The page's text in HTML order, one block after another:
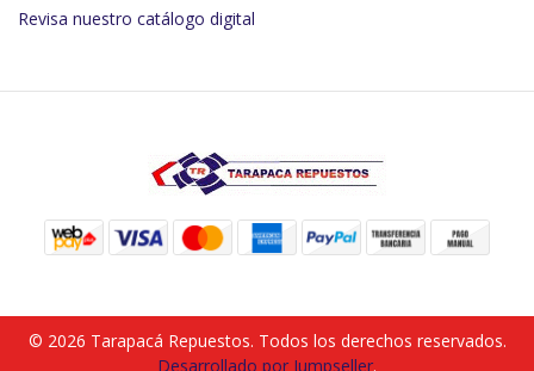
Revisa nuestro catálogo digital
© 2026 Tarapacá Repuestos. Todos los derechos reservados.
Desarrollado por Jumpseller.